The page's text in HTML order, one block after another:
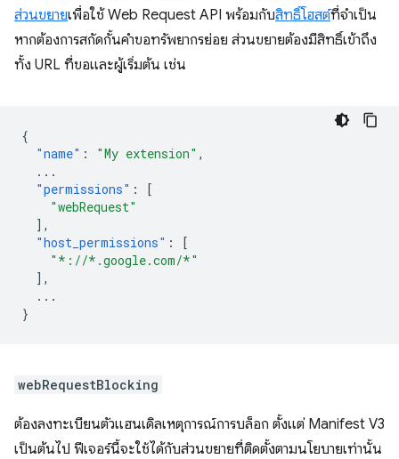
ส่วนขยายเพื่อใช้ Web Request API พร้อมกับสิทธิ์โฮสต์ที่จำเป็น
หากต้องการสกัดกั้นคำขอทรัพยากรย่อย ส่วนขยายต้องมีสิทธิ์เข้าถึง
ทั้ง URL ที่ขอและผู้เริ่มต้น เช่น
{
"name" : "My extension" ,
...
"permissions" :
[
"webRequest"
],
"host_permissions" :
[
"*://*.google.com/*"
],
...
}
webRequestBlocking
ต้องลงทะเบียนตัวแฮนเดิลเหตุการณ์การบล็อก ตั้งแต่ Manifest V3
เป็นต้นไป ฟีเจอร์นี้จะใช้ได้กับส่วนขยายที่ติดตั้งตามนโยบายเท่านั้น